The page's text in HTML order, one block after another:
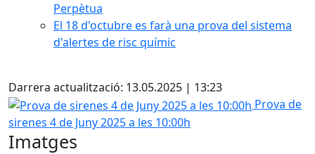
Perpètua
El 18 d'octubre es farà una prova del sistema
d'alertes de risc químic
Darrera actualització: 13.05.2025 | 13:23
Prova de sirenes 4 de Juny 2025 a les 10:00h
Prova de
sirenes 4 de Juny 2025 a les 10:00h
Imatges